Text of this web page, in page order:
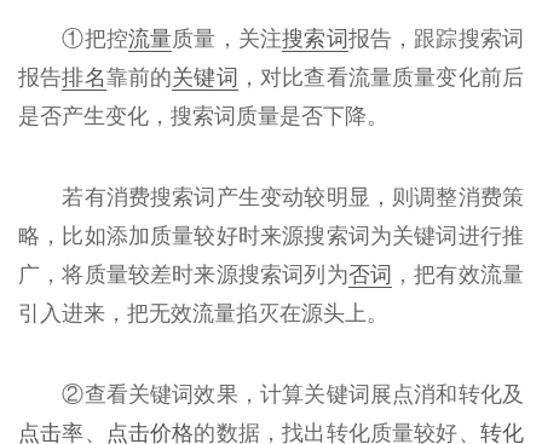
①把控流量质量，关注搜索词报告，跟踪搜索词
报告排名靠前的关键词 ，对比查看流量质量变化前后
是否产生变化，搜索词质量是否下降。
若有消费搜索词产生变动较明显，则调整消费策
略，比如添加质量较好时来源搜索词为关键词进行推
广，将质量较差时来源搜索词列为否词 ，把有效流量
引入进来，把无效流量掐灭在源头上。
②查看关键词效果，计算关键词展点消和转化及
点击率、 点击价格的数据，找出转化质量较好、 转化